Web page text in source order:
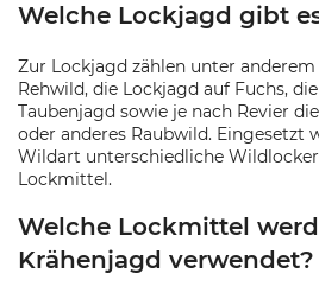
Welche Lockjagd gibt
Zur Lockjagd zählen unter
Rehwild, die Lockjagd auf Fuchs,
Taubenjagd sowie je nach Revier
oder anderes Raubwild. Eingesetzt
Wildart unterschiedliche
Lockmittel.
Welche Lockmittel
Krähenjagd verwendet?